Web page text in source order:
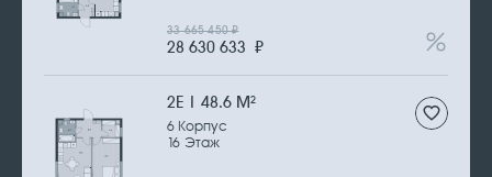
28 630 633 ₽
33 665 450₽
2Е | 48.6 М2
6 Корпус
16 Этаж